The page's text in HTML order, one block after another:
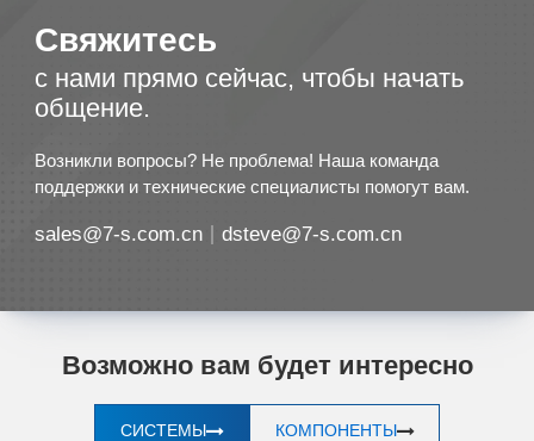
Свяжитесь
с нами прямо сейчас, чтобы начать
общение.
Возникли вопросы? Не проблема! Наша команда
поддержки и технические специалисты помогут вам.
sales@7-s.com.cn dsteve@7-s.com.cn
Возможно вам будет интересно
СИСТЕМЫ КОМПОНЕНТЫ